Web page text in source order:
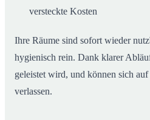
versteckte Kosten
Ihre Räume sind sofort wieder
hygienisch rein. Dank klarer
geleistet wird, und können sich auf
verlassen.